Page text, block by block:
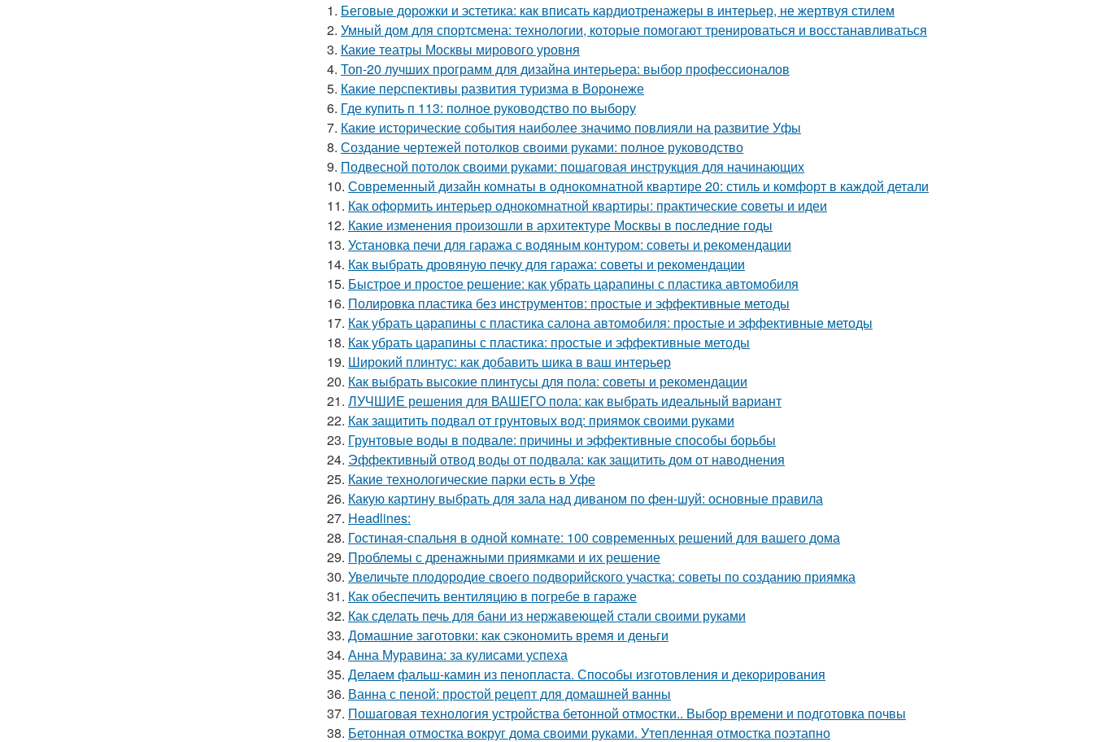
1. Беговые дорожки и эстетика: как вписать кардиотренажеры в интерьер, не жертвуя стилем
2. Умный дом для спортсмена: технологии, которые помогают тренироваться и восстанавливаться
3. Какие театры Москвы мирового уровня
4. Топ-20 лучших программ для дизайна интерьера: выбор профессионалов
5. Какие перспективы развития туризма в Воронеже
6. Где купить п 113: полное руководство по выбору
7. Какие исторические события наиболее значимо повлияли на развитие Уфы
8. Создание чертежей потолков своими руками: полное руководство
9. Подвесной потолок своими руками: пошаговая инструкция для начинающих
10. Современный дизайн комнаты в однокомнатной квартире 20: стиль и комфорт в каждой детали
11. Как оформить интерьер однокомнатной квартиры: практические советы и идеи
12. Какие изменения произошли в архитектуре Москвы в последние годы
13. Установка печи для гаража с водяным контуром: советы и рекомендации
14. Как выбрать дровяную печку для гаража: советы и рекомендации
15. Быстрое и простое решение: как убрать царапины с пластика автомобиля
16. Полировка пластика без инструментов: простые и эффективные методы
17. Как убрать царапины с пластика салона автомобиля: простые и эффективные методы
18. Как убрать царапины с пластика: простые и эффективные методы
19. Широкий плинтус: как добавить шика в ваш интерьер
20. Как выбрать высокие плинтусы для пола: советы и рекомендации
21. ЛУЧШИЕ решения для ВАШЕГО пола: как выбрать идеальный вариант
22. Как защитить подвал от грунтовых вод: приямок своими руками
23. Грунтовые воды в подвале: причины и эффективные способы борьбы
24. Эффективный отвод воды от подвала: как защитить дом от наводнения
25. Какие технологические парки есть в Уфе
26. Какую картину выбрать для зала над диваном по фен-шуй: основные правила
27. Headlines:
28. Гостиная-спальня в одной комнате: 100 современных решений для вашего дома
29. Проблемы с дренажными приямками и их решение
30. Увеличьте плодородие своего подворийского участка: советы по созданию приямка
31. Как обеспечить вентиляцию в погребе в гараже
32. Как сделать печь для бани из нержавеющей стали своими руками
33. Домашние заготовки: как сэкономить время и деньги
34. Анна Муравина: за кулисами успеха
35. Делаем фальш-камин из пенопласта. Способы изготовления и декорирования
36. Ванна с пеной: простой рецепт для домашней ванны
37. Пошаговая технология устройства бетонной отмостки.. Выбор времени и подготовка почвы
38. Бетонная отмостка вокруг дома своими руками. Утепленная отмостка поэтапно